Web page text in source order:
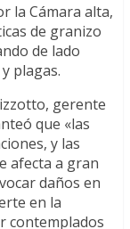
la Cámara alta,
de granizo
de lado
plagas.
gerente
que «las
y las
afecta a gran
daños en
en la
contemplados